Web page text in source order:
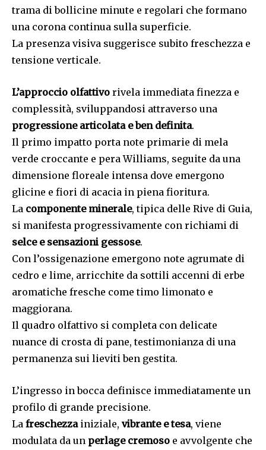
trama di bollicine minute e regolari che formano
una corona continua sulla superficie.
La presenza visiva suggerisce subito freschezza e
tensione verticale.
L’approccio olfattivo rivela immediata finezza e
complessità, sviluppandosi attraverso una
progressione articolata e ben definita.
Il primo impatto porta note primarie di mela
verde croccante e pera Williams, seguite da una
dimensione floreale intensa dove emergono
glicine e fiori di acacia in piena fioritura.
La componente minerale, tipica delle Rive di Guia,
si manifesta progressivamente con richiami di
selce e sensazioni gessose.
Con l’ossigenazione emergono note agrumate di
cedro e lime, arricchite da sottili accenni di erbe
aromatiche fresche come timo limonato e
maggiorana.
Il quadro olfattivo si completa con delicate
nuance di crosta di pane, testimonianza di una
permanenza sui lieviti ben gestita.
L’ingresso in bocca definisce immediatamente un
profilo di grande precisione.
La freschezzainiziale, vibrante e tesa, viene
modulata da un perlage cremoso e avvolgente che